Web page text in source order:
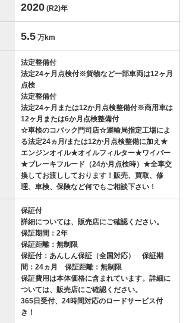
2020 (R2)年
5.5 万km
法定整備付
法定24ヶ月点検付※貨物など一部車両は12ヶ月
点検
法定整備付
法定24ヶ月または12か月点検整備付※商用車は
12ヶ月または6か月点検整備付
☆車検のコバック門司店☆運輸局指定工場によ
る法定24ヵ月/または12か月点検整備に加え★
エンジンオイル★オイルフィルター★ワイパー
★ブレーキフルード（24か月点検時）★全車交
換してお渡ししております！販売、買取、修
理、車検、保険など何でもご相談下さい！
保証付
詳細については、販売店にご確認ください。
保証期間：2年
保証距離：無制限
保証付：あんしん保証（全国対応） 保証期
間：24ヵ月 保証距離：無制限
保証費用は本体価格に含まれています。詳細に
ついては、販売店にご確認ください。
365日受付、24時間対応のロードサービス付
き！